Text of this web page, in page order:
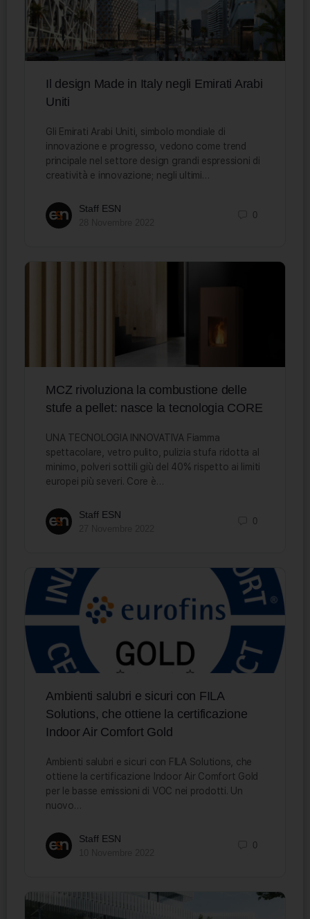
Il design Made in Italy negli Emirati Arabi
Uniti
Gli Emirati Arabi Uniti, simbolo mondiale di
innovazione e progresso, vedono come trend
principale nel settore design grandi espressioni di
creatività e innovazione; negli ultimi…
Staff ESN
0
MCZ rivoluziona la combustione delle
stufe a pellet: nasce la tecnologia CORE
UNA TECNOLOGIA INNOVATIVA Fiamma
spettacolare, vetro pulito, pulizia stufa ridotta al
minimo, polveri sottili giù del 40% rispetto ai limiti
europei più severi. Core è…
Staff ESN
0
Ambienti salubri e sicuri con FILA
Solutions, che ottiene la certificazione
Indoor Air Comfort Gold
Ambienti salubri e sicuri con FILA Solutions, che
ottiene la certificazione Indoor Air Comfort Gold
per le basse emissioni di VOC nei prodotti. Un
nuovo…
Staff ESN
0